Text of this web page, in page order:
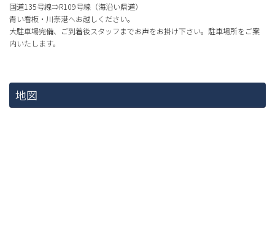
国道135号線⇒R109号線（海沿い県道）
青い看板・川奈港へお越しください。
大駐車場完備、ご到着後スタッフまでお声をお掛け下さい。駐車場所をご案
内いたします。
地図